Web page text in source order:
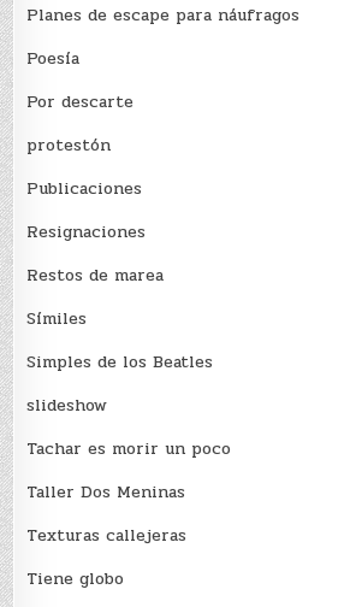
Planes de escape para náufragos
Poesía
Por descarte
protestón
Publicaciones
Resignaciones
Restos de marea
Sí­miles
Simples de los Beatles
slideshow
Tachar es morir un poco
Taller Dos Meninas
Texturas callejeras
Tiene globo